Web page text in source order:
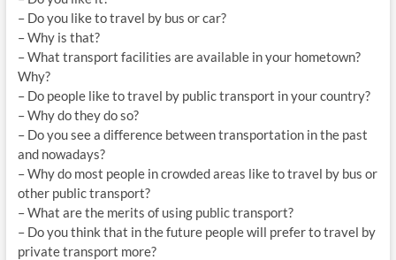
– Do you like to travel by bus or car?
– Why is that?
– What transport facilities are available in your hometown?
Why?
– Do people like to travel by public transport in your country?
– Why do they do so?
– Do you see a difference between transportation in the past
and nowadays?
– Why do most people in crowded areas like to travel by bus or
other public transport?
– What are the merits of using public transport?
– Do you think that in the future people will prefer to travel by
private transport more?